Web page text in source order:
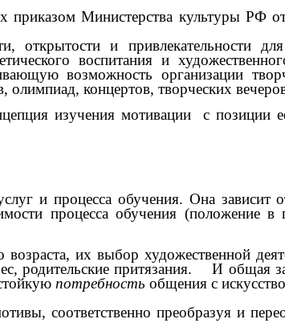
Министерства культуры РФ от
открытости и привлекательности
воспитания и
возможность организации
концертов, творческих
изучения мотивации с позиции ее
и процесса обучения. Она зависит
процесса обучения (положение
их выбор художественной
родительские притязания.
И общая
потребность общения с
соответственно преобразуя и